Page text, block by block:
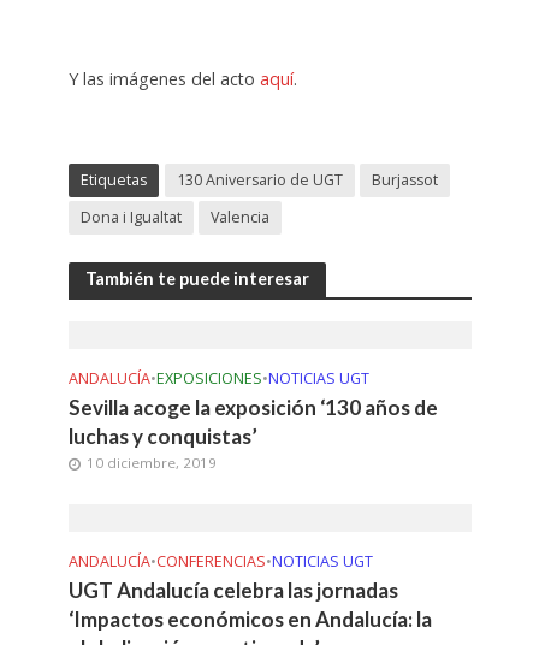
Y las imágenes del acto aquí.
Etiquetas 130 Aniversario de UGT
Burjassot
Dona i Igualtat
Valencia
También te puede interesar
ANDALUCÍA•EXPOSICIONES•NOTICIAS UGT
Sevilla acoge la exposición ‘130 años de
luchas y conquistas’
10 diciembre, 2019
ANDALUCÍA•CONFERENCIAS•NOTICIAS UGT
UGT Andalucía celebra las jornadas
‘Impactos económicos en Andalucía: la